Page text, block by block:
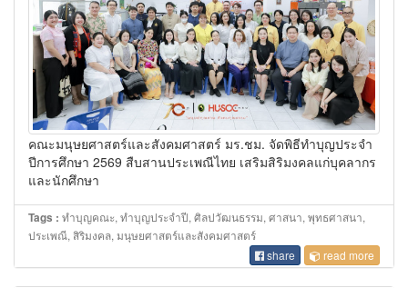
คณะมนุษยศาสตร์และสังคมศาสตร์ มร.ชม. จัดพิธีทำบุญประจำ
ปีการศึกษา 2569 สืบสานประเพณีไทย เสริมสิริมงคลแก่บุคลากร
และนักศึกษา
Tags : ทำบุญคณะ, ทำบุญประจำปี, ศิลปวัฒนธรรม, ศาสนา, พุทธศาสนา,
ประเพณี, สิริมงคล, มนุษยศาสตร์และสังคมศาสตร์
share
read more